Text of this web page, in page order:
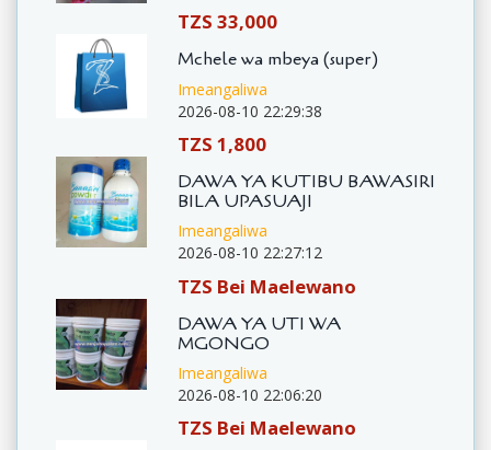
TZS 33,000
Mchele wa mbeya (super)
Imeangaliwa
2026-08-10 22:29:38
TZS 1,800
DAWA YA KUTIBU BAWASIRI
BILA UPASUAJI
Imeangaliwa
2026-08-10 22:27:12
TZS Bei Maelewano
DAWA YA UTI WA
MGONGO
Imeangaliwa
2026-08-10 22:06:20
TZS Bei Maelewano